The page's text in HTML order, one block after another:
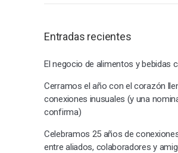
Entradas recientes
El negocio de alimentos y bebidas
Cerramos el año con el corazón
conexiones inusuales (y una
confirma)
Celebramos 25 años de
entre aliados, colaboradores y